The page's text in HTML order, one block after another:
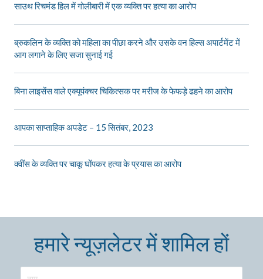
साउथ रिचमंड हिल में गोलीबारी में एक व्यक्ति पर हत्या का आरोप
ब्रुकलिन के व्यक्ति को महिला का पीछा करने और उसके वन हिल्स अपार्टमेंट में
आग लगाने के लिए सजा सुनाई गई
बिना लाइसेंस वाले एक्यूपंक्चर चिकित्सक पर मरीज के फेफड़े ढहने का आरोप
आपका साप्ताहिक अपडेट – 15 सितंबर, 2023
क्वींस के व्यक्ति पर चाकू घोंपकर हत्या के प्रयास का आरोप
हमारे न्यूज़लेटर में शामिल हों